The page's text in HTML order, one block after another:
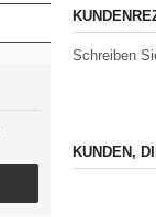
Schreiben
KUNDEN,